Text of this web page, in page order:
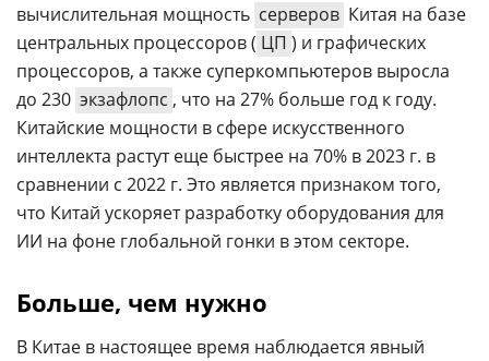
вычислительная мощность серверов Китая на базе
центральных процессоров ( ЦП ) и графических
процессоров, а также суперкомпьютеров выросла
до 230 экзафлопс , что на 27% больше год к году.
Китайские мощности в сфере искусственного
интеллекта растут еще быстрее на 70% в 2023 г. в
сравнении с 2022 г. Это является признаком того,
что Китай ускоряет разработку оборудования для
ИИ на фоне глобальной гонки в этом секторе.
Больше, чем нужно
В Китае в настоящее время наблюдается явный